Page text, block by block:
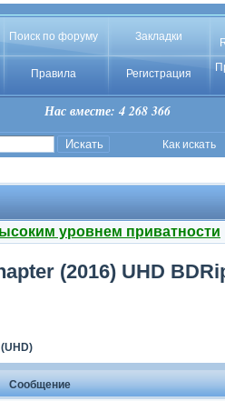
Поиск по форуму Закладки
Правила Регистрация
Нас вместе: 4 268 366
Как искать
уровнем приватности
(2016) UHD
Сообщение